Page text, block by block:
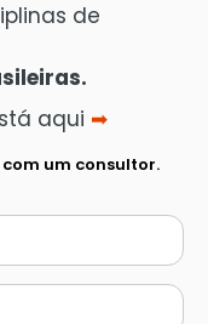
de
aqui ➡︎
um consultor.